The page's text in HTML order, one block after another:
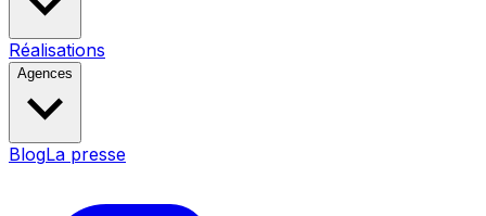
Réalisations
Agences
BlogLa presse